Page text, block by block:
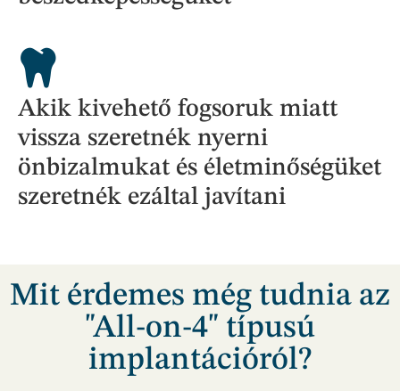
Akik kivehető fogsoruk miatt
vissza szeretnék nyerni
önbizalmukat és életminőségüket
szeretnék ezáltal javítani
Mit érdemes még tudnia az
"All-on-4" típusú
implantációról?